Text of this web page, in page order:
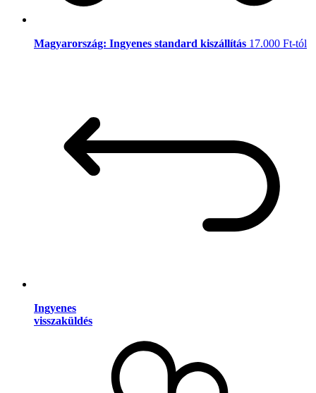
Magyarország: Ingyenes standard kiszállítás 17.000 Ft-tól
Ingyenes
visszaküldés